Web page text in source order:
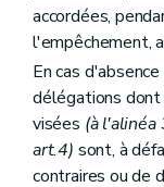
Art. 129
Art. 130
Art. 131
Art. 132
Section 3
Sous-
Art.
Art.
accordées,
l'empêchement,
En cas
délégations
visées (à
art.4) sont, à
contraires ou de